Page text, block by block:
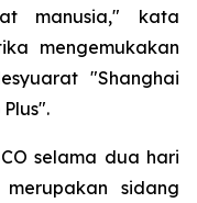
manusia," kata
mengemukakan
"Shanghai
selama dua hari
sidang